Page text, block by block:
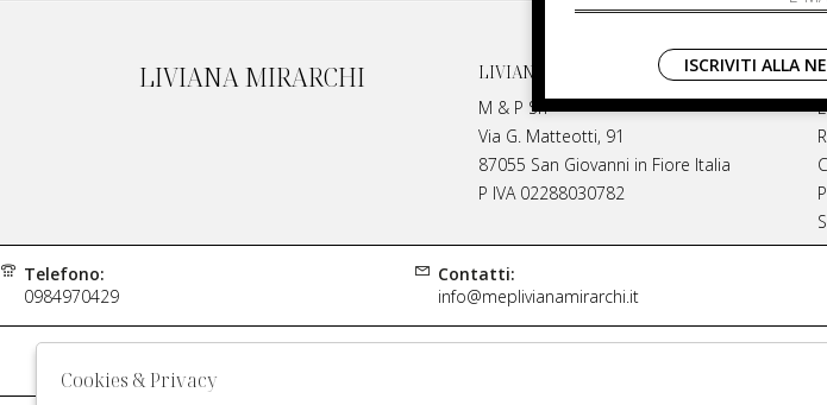
LIVIANA MIRARCHI
LIVIANA MIRARCHI
M & P Srl
Via G. Matteotti, 91
87055 San Giovanni in Fiore Italia
P IVA 02288030782
Telefono:
0984970429
Contatti:
info@meplivianamirarchi.it
ISCRIVITI ALLA
Cookies & Privacy